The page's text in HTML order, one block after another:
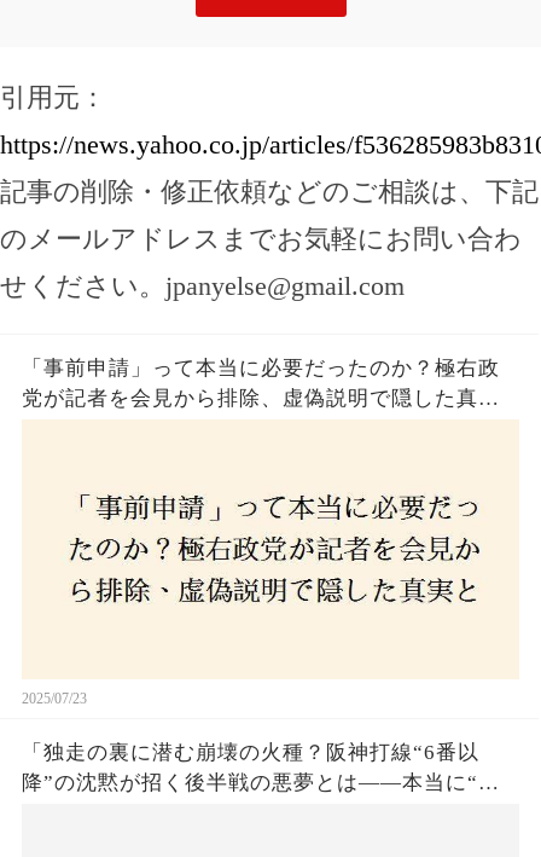
引用元：
https://news.yahoo.co.jp/articles/
記事の削除・修正依頼などのご相談は、下記
のメールアドレスまでお気軽にお問い合わ
せください。 jpanyelse@gmail.com
「事前申請」って本当に必要だったのか？極右政
党が記者を会見から排除、虚偽説明で隠した真実
2025/07/23
「独走の裏に潜む崩壊の火種？阪神打線“6番以
降”の沈黙が招く後半戦の悪夢とは——本当に“強